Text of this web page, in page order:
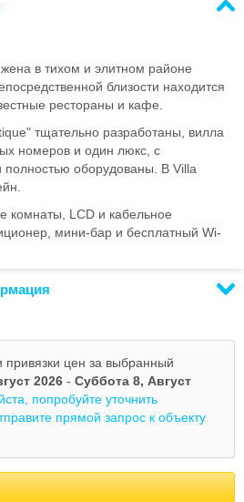
в тихом и элитном районе
близости находится
рестораны и кафе.
тщательно разработаны, вилла
номеров и один люкс, с
оборудованы. В Villa
комнаты, LCD и кабельное
мини-бар и бесплатный Wi-
цен за выбранный
2026 - Суббота 8, Август
попробуйте уточнить
прямой запрос к объекту